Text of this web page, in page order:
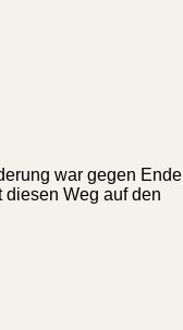
war gegen Ende
Weg auf den